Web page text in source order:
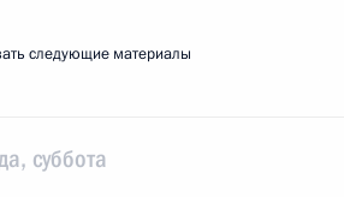
следующие материалы
суббота